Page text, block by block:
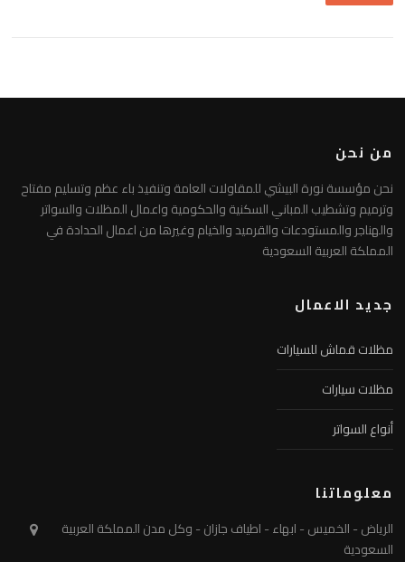
من نحن
نحن مؤسسة نورة البيشي للمقاولات العامة وتنفيذ باء عظم وتسليم مفتاح
وترميم وتشطيب المباني السكنية والحكومية واعمال المظلات والسواتر
والهناجر والمستودعات والقرميد والخيام وغيرها من اعمال الحدادة في
المملكة العربية السعودية
جديد الاعمال
مظلات قماش للسيارات
مظلات سيارات
أنواع السواتر
معلوماتنا
الرياض - الخميس - ابهاء - اطياف جازان - وكل مدن المملكة العربية
السعودية